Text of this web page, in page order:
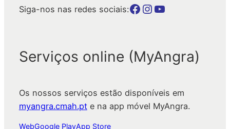
Siga-nos nas redes sociais:Botão para a página da autarquia no Facebook Botão para a página da autarquia no Instagram Botão para a página da autarquia no Youtube
Serviços online (MyAngra)
Os nossos serviços estão disponíveis em
myangra.cmah.pt e na app móvel MyAngra.
WebGoogle PlayApp Store